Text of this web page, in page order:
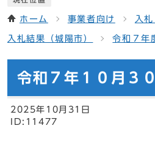
ホーム 事業者向け 入
入札結果（城陽市） 令和７年
令和７年１０月３
2025年10月31日
ID:11477